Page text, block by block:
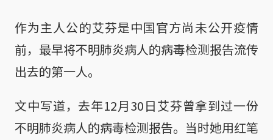
作为主人公的艾芬是中国官方尚未公开疫情
前，最早将不明肺炎病人的病毒检测报告流传
出去的第一人。
文中写道，去年12月30日艾芬曾拿到过一份
不明肺炎病人的病毒检测报告。当时她用红笔